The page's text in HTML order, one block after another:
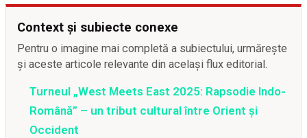
Context și subiecte conexe
Pentru o imagine mai completă a subiectului, urmărește
și aceste articole relevante din același flux editorial.
Turneul „West Meets East 2025: Rapsodie Indo-
Română” – un tribut cultural între Orient și
Occident